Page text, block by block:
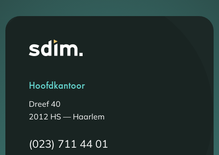
Hoofdkantoor
Dreef 40
2012 HS — Haarlem
(023) 711 44 01